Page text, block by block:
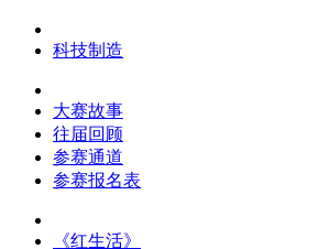
科技制造
大赛故事
往届回顾
参赛通道
参赛报名表
《红生活》